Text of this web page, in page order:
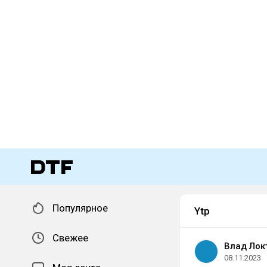
Популярное
Свежее
Ytp
Влад
08.11.2023